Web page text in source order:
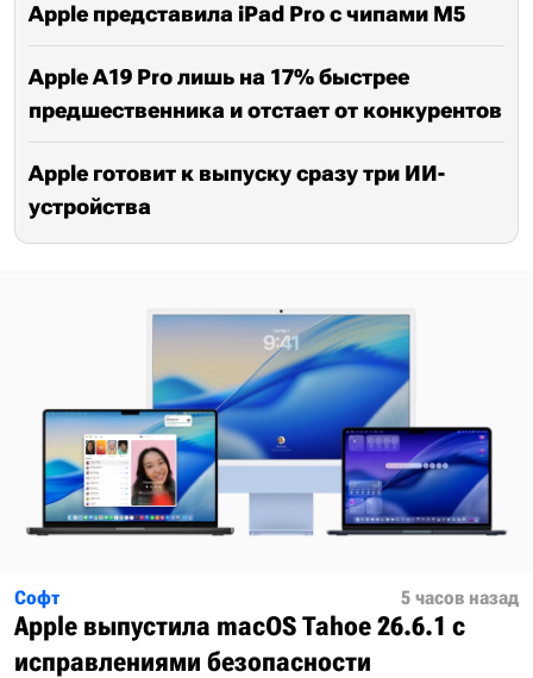
Apple представила iPad Pro с чипами M5
Apple A19 Pro лишь на 17% быстрее
предшественника и отстает от конкурентов
Apple готовит к выпуску сразу три ИИ-
устройства
Софт 5 часов назад
Apple выпустила macOS Tahoe 26.6.1 с
исправлениями безопасности